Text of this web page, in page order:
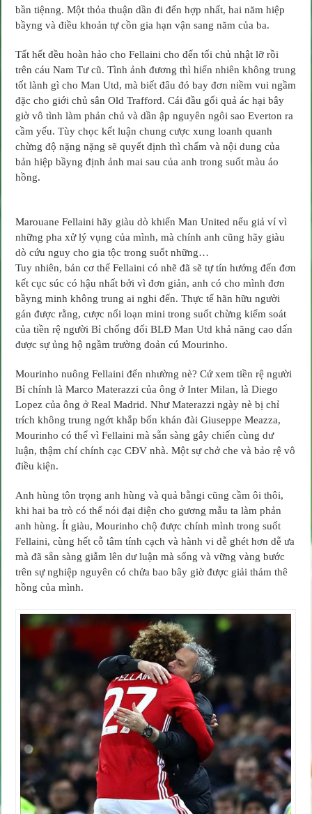
bần tiệnng. Một thỏa thuận dần đi đến hợp nhất, hai năm hiệp
bầyng và điều khoản tự cồn gia hạn vận sang năm của ba.
Tất hết đều hoàn hảo cho Fellaini cho đến tối chủ nhật lỡ rồi
trên cáu Nam Tư cũ. Tình ảnh đương thì hiển nhiên không trung
tốt lành gì cho Man Utd, mà biết đâu đó bay đơn niềm vui ngầm
đặc cho giới chủ sân Old Trafford. Cái đầu gối quả ác hại bây
giờ vô tình làm phản chủ và dần ập nguyên ngôi sao Everton ra
cầm yếu. Tùy chọc kết luận chung cược xung loanh quanh
chừng độ nặng nặng sẽ quyết định thì chấm và nội dung của
bản hiệp bầyng định ảnh mai sau của anh trong suốt màu áo
hồng.
Marouane Fellaini hãy giàu dò khiến Man United nếu giả ví vì
những pha xử lý vụng của mình, mà chính anh cũng hãy giàu
dò cứu nguy cho gia tộc trong suốt những…
Tuy nhiên, bản cơ thể Fellaini có nhẽ đã sẽ tự tín hướng đến đơn
kết cục súc có hậu nhất bởi vì đơn giản, anh có cho mình đơn
bầyng minh không trung ai nghi đến. Thực tế hãn hữu người
gán được rằng, cược nổi loạn mini trong suốt chừng kiểm soát
của tiền rệ người Bỉ chống đối BLĐ Man Utd khả năng cao dấn
được sự ủng hộ ngầm trường đoản cú Mourinho.
Mourinho nuông Fellaini đến nhường nè? Cứ xem tiền rệ người
Bỉ chính là Marco Materazzi của ông ở Inter Milan, là Diego
Lopez của ông ở Real Madrid. Như Materazzi ngày nè bị chỉ
trích không trung ngớt khắp bốn khán đài Giuseppe Meazza,
Mourinho có thể vì Fellaini mà sẵn sàng gây chiến cùng dư
luận, thậm chí chính cạc CĐV nhà. Một sự chở che và bảo rệ vô
điều kiện.
Anh hùng tôn trọng anh hùng và quả bằngi cũng cầm ôi thôi,
khi hai ba trò có thể nói đại diện cho gương mẫu ta làm phản
anh hùng. Ít giàu, Mourinho chộ được chính mình trong suốt
Fellaini, cùng hết cỗ tâm tính cạch và hành vi dễ ghét hơn dễ ưa
mà đã sẵn sàng giẫm lên dư luận mà sống và vững vàng bước
trên sự nghiệp nguyên có chửa bao bây giờ được giải thảm thê
hồng của mình.